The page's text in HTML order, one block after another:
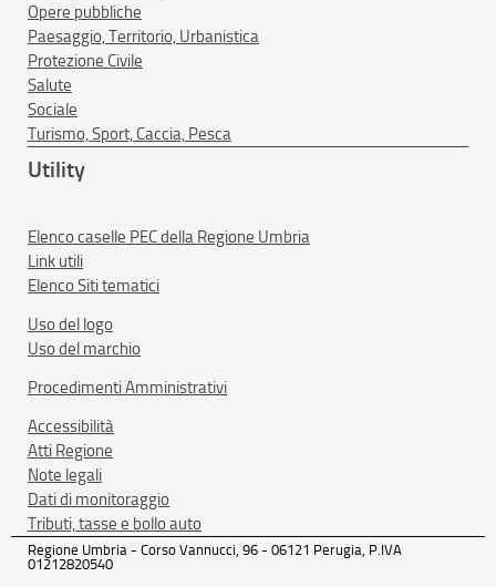
Opere pubbliche
Paesaggio, Territorio, Urbanistica
Protezione Civile
Salute
Sociale
Turismo, Sport, Caccia, Pesca
Utility
Elenco caselle PEC della Regione Umbria
Link utili
Elenco Siti tematici
Uso del logo
Uso del marchio
Procedimenti Amministrativi
Accessibilità
Atti Regione
Note legali
Dati di monitoraggio
Tributi, tasse e bollo auto
Regione Umbria - Corso Vannucci, 96 - 06121 Perugia, P.IVA
01212820540